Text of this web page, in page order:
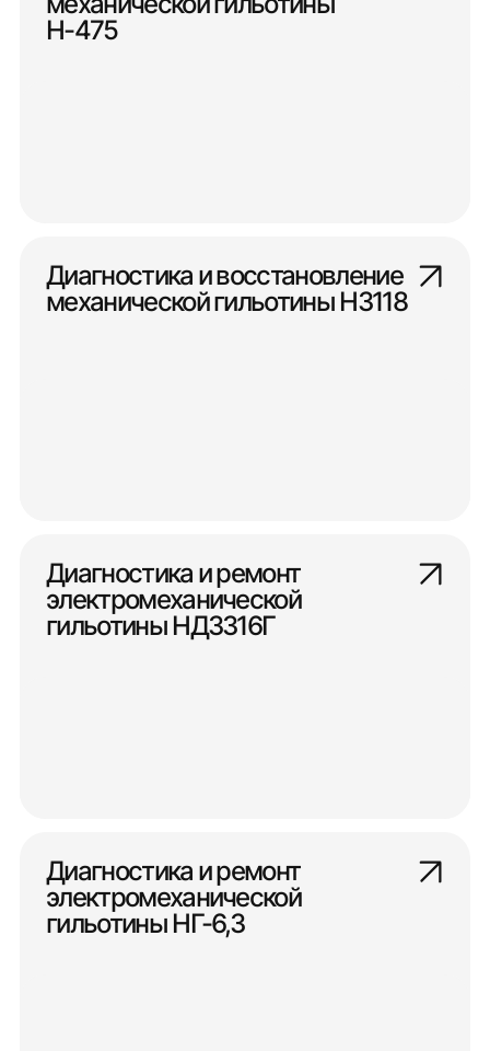
Н-475
Диагностика и восстановление
механической гильотины Н3118
Диагностика и ремонт
электромеханической
гильотины НД3316Г
Диагностика и ремонт
электромеханической
гильотины НГ-6,3